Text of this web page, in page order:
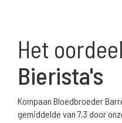
Het
Bierista's
Kompaan Bloedbroeder
gemiddelde van 7,3 door